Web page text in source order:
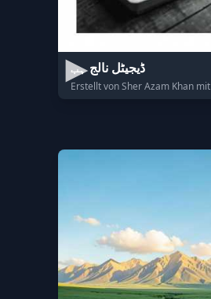
ڈیجیٹل نالج ہب
Erstellt von Sher Azam Khan mit